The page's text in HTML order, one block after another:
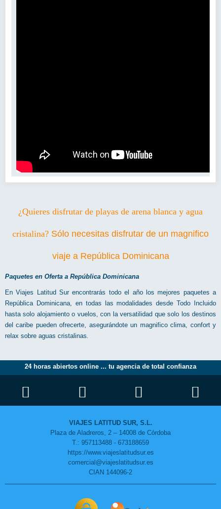
¿Quieres disfrutar de playas de arena blanca y agua
cristalina? Sólo necesitas disfrutar de un magnifico
viaje aRepública Dominicana
Paquetes en Oferta a República Dominicana
En Viajes Latitud Sur encontrarás todo el año los mejores paquetes a
República Dominicana, en todas las modalidades desde Todo Incluido
hasta solo alojamiento o vuelos, con la versatilidad que solo los destinos
del caribe pueden ofrecerte, asegurándote un magnifico clima, confort y
relax sobre aguas cristalinas
El Todo Incluido es una variedad de reserva hotelera por la cual puedes
este motivo muchas personas lo tienen bastante claro y optan por elegir
las condiciones todo incluido en hoteles. Nuestros paquetesTODO
todo esta contempladosolo faltas tú
Viajes Latitud Sur - Verano todo el año
24 horas abiertos online ... tu agencia de total confianza
VIAJES LATITUD SUR, S.L.
Plaza de Aladreros, 2 – 14008 de Córdoba
T.: 957113488 - 673188659
https://www.viajeslatitudsur.es
comercial@viajeslatitudsur.es
CIAN 144096-2